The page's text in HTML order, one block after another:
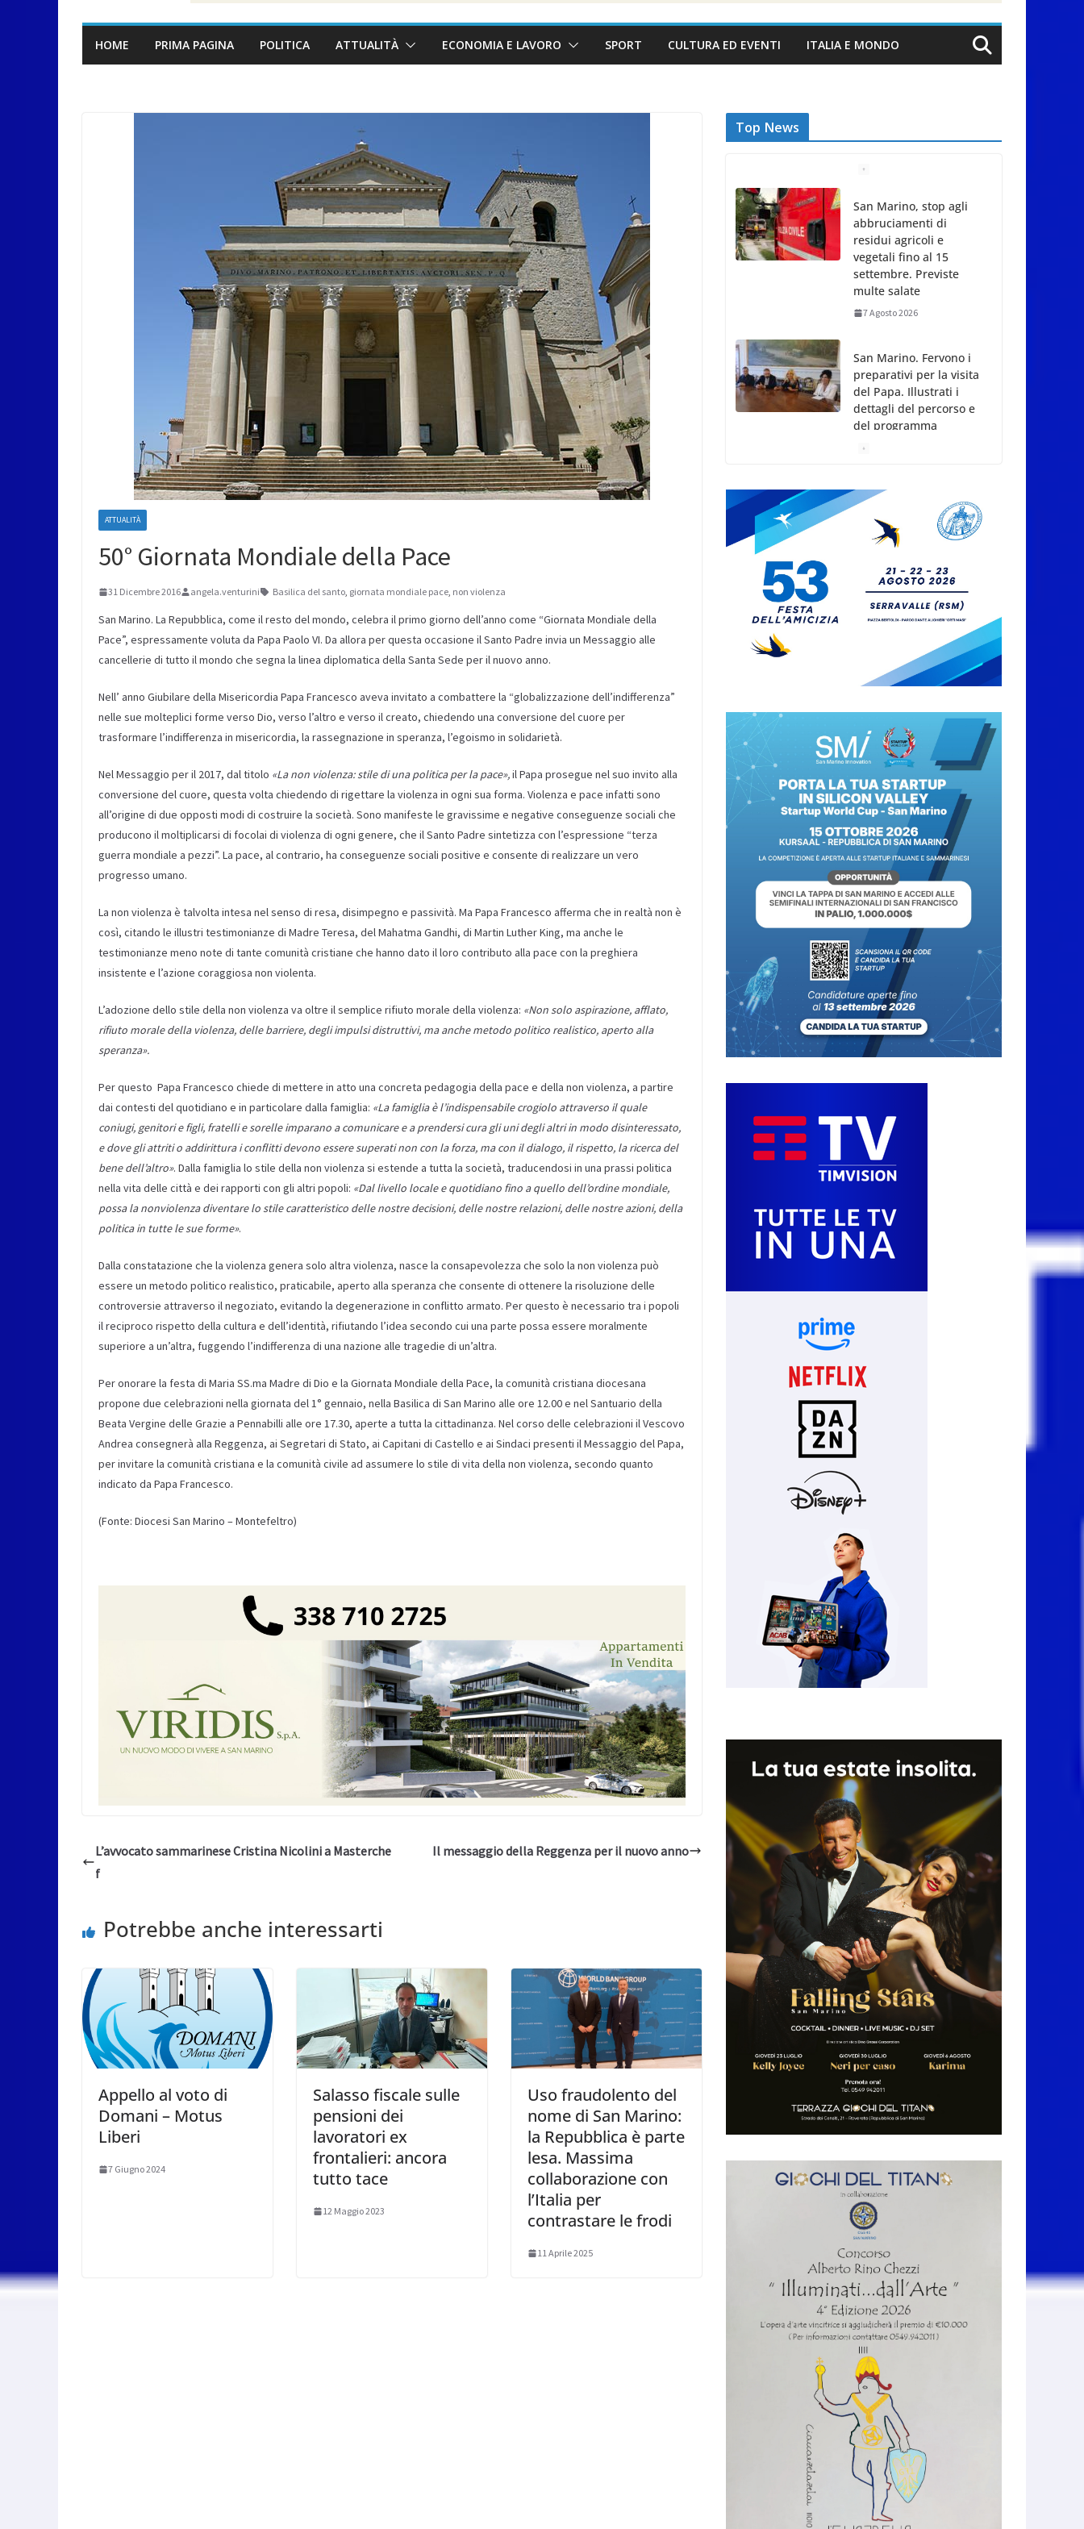
HOME PRIMA PAGINA POLITICA ATTUALITÀ ECONOMIA E LAVORO SPORT CULTURA ED EVENTI ITALIA E MONDO
ATTUALITÀ
50° Giornata Mondiale della Pace
31 Dicembre 2016 angela.venturini Basilica del santo, giornata mondiale pace, non violenza
San Marino. La Repubblica, come il resto del mondo, celebra il primo giorno dell’anno come “Giornata Mondiale della
Pace”, espressamente voluta da Papa Paolo VI. Da allora per questa occasione il Santo Padre invia un Messaggio alle
cancellerie di tutto il mondo che segna la linea diplomatica della Santa Sede per il nuovo anno.
Nell’ anno Giubilare della Misericordia Papa Francesco aveva invitato a combattere la “globalizzazione dell’indifferenza”
nelle sue molteplici forme verso Dio, verso l’altro e verso il creato, chiedendo una conversione del cuore per
trasformare l’indifferenza in misericordia, la rassegnazione in speranza, l’egoismo in solidarietà.
Nel Messaggio per il 2017, dal titolo «La non violenza: stile di una politica per la pace»,il Papa prosegue nel suo invito alla
conversione del cuore, questa volta chiedendo di rigettare la violenza in ogni sua forma. Violenza e pace infatti sono
all’origine di due opposti modi di costruire la società. Sono manifeste le gravissime e negative conseguenze sociali che
producono il moltiplicarsi di focolai di violenza di ogni genere, che il Santo Padre sintetizza con l’espressione “terza
guerra mondiale a pezzi”. La pace, al contrario, ha conseguenze sociali positive e consente di realizzare un vero
progresso umano.
La non violenza è talvolta intesa nel senso di resa, disimpegno e passività. Ma Papa Francesco afferma che in realtà non è
così, citando le illustri testimonianze di Madre Teresa, del Mahatma Gandhi, di Martin Luther King, ma anche le
testimonianze meno note di tante comunità cristiane che hanno dato il loro contributo alla pace con la preghiera
insistente e l’azione coraggiosa non violenta.
L’adozione dello stile della non violenza va oltre il semplice rifiuto morale della violenza: «Non solo aspirazione, afflato,
rifiuto morale della violenza, delle barriere, degli impulsi distruttivi, ma anche metodo politico realistico, aperto alla
speranza».
Per questo Papa Francesco chiede di mettere in atto una concreta pedagogia della pace e della non violenza, a partire
dai contesti del quotidiano e in particolare dalla famiglia: «La famiglia è l’indispensabile crogiolo attraverso il quale
coniugi, genitori e figli, fratelli e sorelle imparano a comunicare e a prendersi cura gli uni degli altri in modo disinteressato,
e dove gli attriti o addirittura i conflitti devono essere superati non con la forza, ma con il dialogo, il rispetto, la ricerca del
bene dell’altro». Dalla famiglia lo stile della non violenza si estende a tutta la società, traducendosi in una prassi politica
nella vita delle città e dei rapporti con gli altri popoli: «Dal livello locale e quotidiano fino a quello dell’ordine mondiale,
possa la nonviolenza diventare lo stile caratteristico delle nostre decisioni, delle nostre relazioni, delle nostre azioni, della
politica in tutte le sue forme».
Dalla constatazione che la violenza genera solo altra violenza, nasce la consapevolezza che solo la non violenza può
essere un metodo politico realistico, praticabile, aperto alla speranza che consente di ottenere la risoluzione delle
controversie attraverso il negoziato, evitando la degenerazione in conflitto armato. Per questo è necessario tra i popoli
il reciproco rispetto della cultura e dell’identità, rifiutando l’idea secondo cui una parte possa essere moralmente
superiore a un’altra, fuggendo l’indifferenza di una nazione alle tragedie di un’altra.
Per onorare la festa di Maria SS.ma Madre di Dio e la Giornata Mondiale della Pace, la comunità cristiana diocesana
propone due celebrazioni nella giornata del 1° gennaio, nella Basilica di San Marino alle ore 12.00 e nel Santuario della
Beata Vergine delle Grazie a Pennabilli alle ore 17.30, aperte a tutta la cittadinanza. Nel corso delle celebrazioni il Vescovo
Andrea consegnerà alla Reggenza, ai Segretari di Stato, ai Capitani di Castello e ai Sindaci presenti il Messaggio del Papa,
per invitare la comunità cristiana e la comunità civile ad assumere lo stile di vita della non violenza, secondo quanto
indicato da Papa Francesco.
(Fonte: Diocesi San Marino – Montefeltro)
L’avvocato sammarinese Cristina Nicolini a Masterche
f
Il messaggio della Reggenza per il nuovo anno
Potrebbe anche interessarti
Appello al voto di
Domani – Motus
Liberi
7 Giugno 2024
Salasso fiscale sulle
pensioni dei
lavoratori ex
frontalieri: ancora
tutto tace
12 Maggio 2023
Uso fraudolento del
nome di San Marino:
la Repubblica è parte
lesa. Massima
collaborazione con
l’Italia per
contrastare le frodi
11 Aprile 2025
Top News
San Marino, stop agli
residui agricoli e
vegetali fino al 15
settembre. Previste
multe salate
7 Agosto 2026
del Papa. Illustrati i
dettagli del percorso e
del programma
7 Agosto 2026
edizione del torneo al
via il 18 agosto
7 Agosto 2026
Conference League:
Prandelli illude, poi il
Drita esce alla distanza
San Marino. Eclissi di
verso l’ora del
tramonto. I luoghi del
territorio dove si potrà
ammirare
7 Agosto 2026